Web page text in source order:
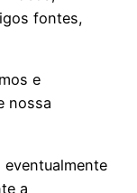
fontes,
e
nossa
a